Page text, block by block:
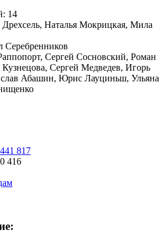
14
, Наталья Мокрицкая, Мила
Серебренников
, Сергей Сосновский, Роман
, Сергей Медведев, Игорь
Абашин, Юрис Лауциньш, Ульяна
441 817
416